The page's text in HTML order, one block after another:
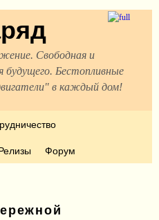
Свободная и
будущего. Бестопливные
в каждый дом!
Форум